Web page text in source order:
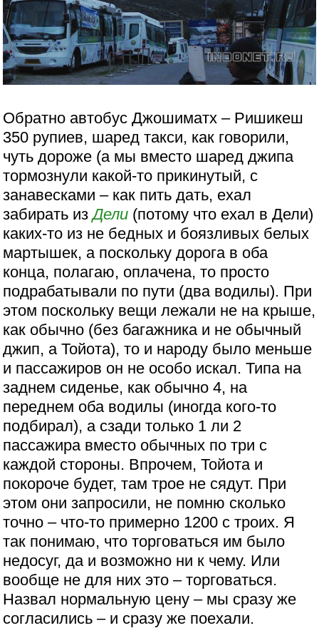
Обратно автобус Джошиматх – Ришикеш
350 рупиев, шаред такси, как говорили,
чуть дороже (а мы вместо шаред джипа
тормознули какой-то прикинутый, с
занавесками – как пить дать, ехал
забирать изДели (потому что ехал в Дели)
каких-то из не бедных и боязливых белых
мартышек, а поскольку дорога в оба
конца, полагаю, оплачена, то просто
подрабатывали по пути (два водилы). При
этом поскольку вещи лежали не на крыше,
как обычно (без багажника и не обычный
джип, а Тойота), то и народу было меньше
и пассажиров он не особо искал. Типа на
заднем сиденье, как обычно 4, на
переднем оба водилы (иногда кого-то
подбирал), а сзади только 1 ли 2
пассажира вместо обычных по три с
каждой стороны. Впрочем, Тойота и
покороче будет, там трое не сядут. При
этом они запросили, не помню сколько
точно – что-то примерно 1200 с троих. Я
так понимаю, что торговаться им было
недосуг, да и возможно ни к чему. Или
вообще не для них это – торговаться.
Назвал нормальную цену – мы сразу же
согласились – и сразу же поехали.